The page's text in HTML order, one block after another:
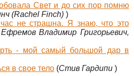
Свет и до сих пор помню
(Rachel Finch) )
не страшна. Я знаю, что это
Владимир Григорьевич,
- мой самый большой дар в
в свое тело (Стив Гардипи )